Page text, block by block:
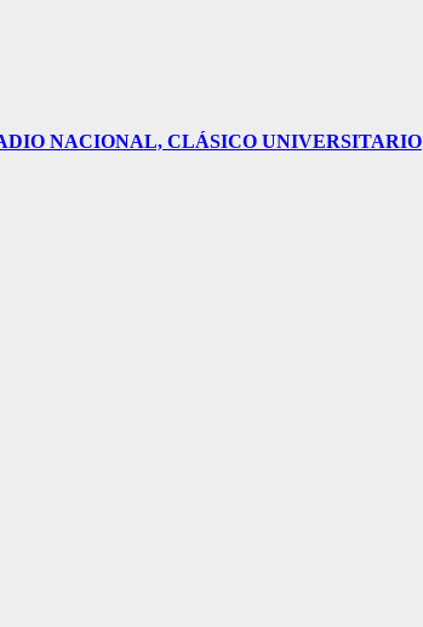
NACIONAL, CLÁSICO UNIVERSITARIO